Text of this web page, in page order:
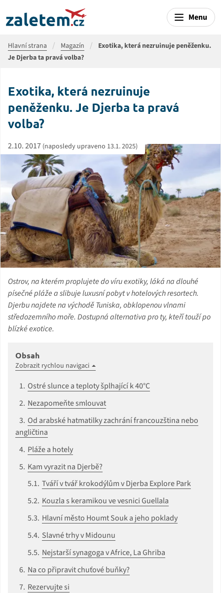
Menu
Hlavní strana Magazín
Exotika, která nezruinuje peněženku.
Je Djerba ta pravá volba?
Exotika, která nezruinuje
peněženku. Je Djerba ta pravá
volba?
2.10. 2017 (naposledy upraveno 13.1. 2025)
Ostrov, na kterém proplujete do víru exotiky, láká na dlouhé
písečné pláže a slibuje luxusní pobyt v hotelových resortech.
Djerbu najdete na východě Tuniska, obklopenou vlnami
středozemního moře. Dostupná alternativa pro ty, kteří touží po
blízké exotice.
Obsah
Zobrazit rychlou navigaci
Ostré slunce a teploty šplhající k 40°C
Nezapomeňte smlouvat
Od arabské hatmatilky zachrání francouzština nebo
angličtina
Pláže a hotely
Kam vyrazit na Djerbě?
Tváří v tvář krokodýlům v Djerba Explore Park
Kouzla s keramikou ve vesnici Guellala
Hlavní město Houmt Souk a jeho poklady
Slavné trhy v Midounu
Nejstarší synagoga v Africe, La Ghriba
Na co připravit chuťové buňky?
Rezervujte si